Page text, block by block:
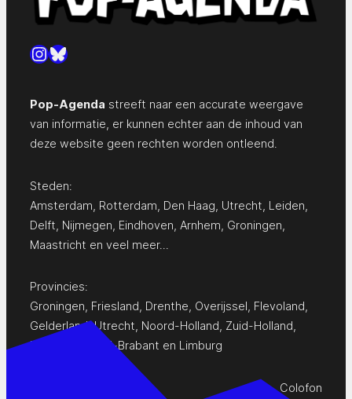
Instagram
Bluesky
Pop-Agenda streeft naar een accurate weergave
van informatie, er kunnen echter aan de inhoud van
deze website geen rechten worden ontleend.
Steden:
Amsterdam Rotterdam Den Haag Utrecht Leiden
Delft Nijmegen Eindhoven Arnhem Groningen
Maastricht en veel meer…
Provincies:
Groningen Friesland Drenthe Overijssel Flevoland
Gelderland,Utrecht Noord-Holland Zuid-Holland
Zeeland
Noord-Brabant en Limburg
Colofon